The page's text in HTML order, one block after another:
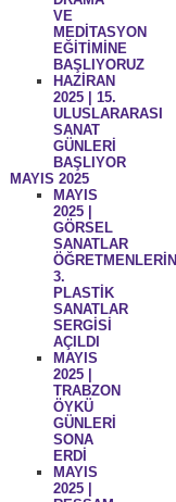
VE
MEDİTASYON
EĞİTİMİNE
BAŞLIYORUZ
HAZİRAN
2025 | 15.
ULUSLARARASI
SANAT
GÜNLERİ
BAŞLIYOR
MAYIS 2025
MAYIS
2025 |
GÖRSEL
SANATLAR
3.
PLASTİK
SANATLAR
SERGİSİ
AÇILDI
MAYIS
2025 |
TRABZON
ÖYKÜ
GÜNLERİ
SONA
ERDİ
MAYIS
2025 |